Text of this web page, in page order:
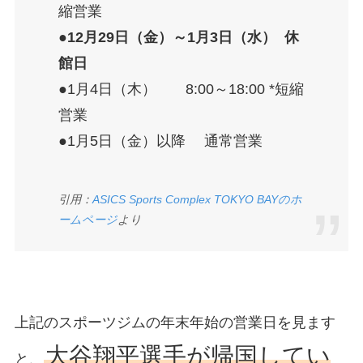
縮営業
●12月29日（金）～1月3日（水） 休
館日
●1月4日（木） 8:00～18:00 *短縮
営業
●1月5日（金）以降 通常営業
引用： ASICS Sports Complex TOKYO BAYのホ
ームページより
上記のスポーツジムの年末年始の営業日を見ます
と、 大谷翔平選手が帰国してい